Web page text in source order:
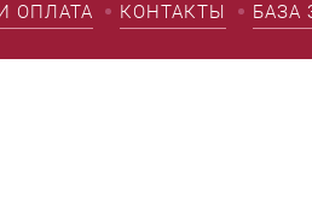
ОПЛАТА КОНТАКТЫ БАЗА